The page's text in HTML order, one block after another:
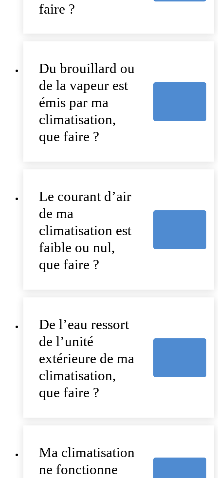
faire ?
Du brouillard ou
de la vapeur est
émis par ma
climatisation,
que faire ?
Le courant d’air
de ma
climatisation est
faible ou nul,
que faire ?
De l’eau ressort
de l’unité
extérieure de ma
climatisation,
que faire ?
Ma climatisation
ne fonctionne